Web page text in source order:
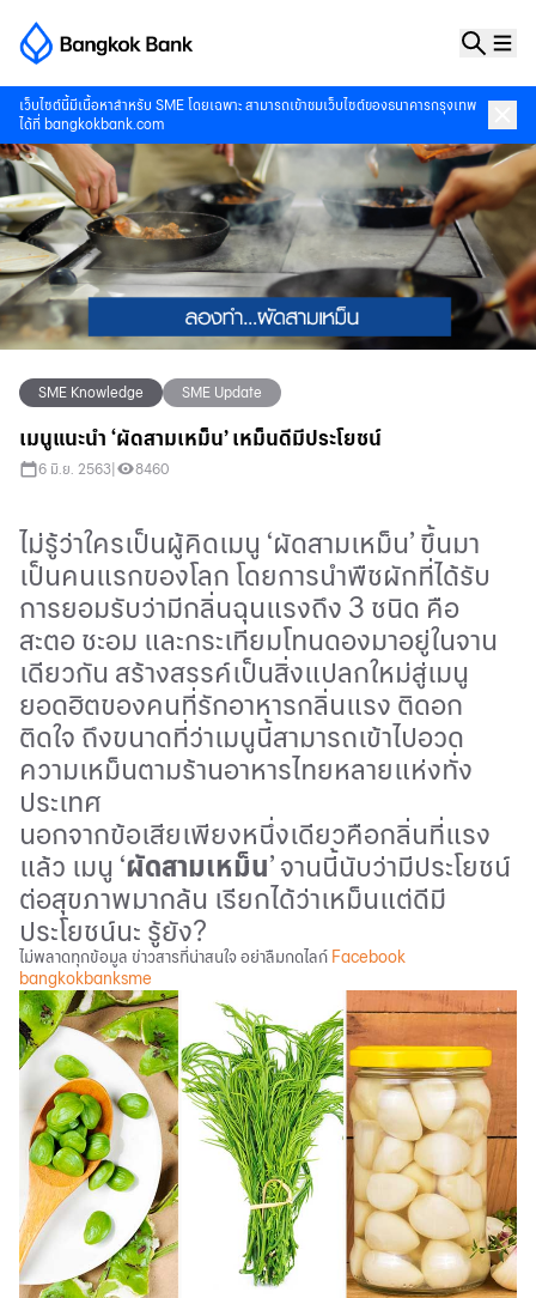
เว็บไซต์นี้มีเนื้อหาสำหรับ SME โดยเฉพาะ สามารถเข้าชมเว็บไซต์ของธนาคารกรุงเทพ
ได้ที่ bangkokbank.com
SME Knowledge SME Update
เมนูแนะนำ ‘ผัดสามเหม็น’ เหม็นดีมีประโยชน์
6 มิ.ย. 2563 8460
ไม่รู้ว่าใครเป็นผู้คิดเมนู ‘ผัดสามเหม็น’ ขึ้นมา
เป็นคนแรกของโลก โดยการนำพืชผักที่ได้รับ
การยอมรับว่ามีกลิ่นฉุนแรงถึง 3 ชนิด คือ
สะตอ ชะอม และกระเทียมโทนดองมาอยู่ในจาน
เดียวกัน สร้างสรรค์เป็นสิ่งแปลกใหม่สู่เมนู
ยอดฮิตของคนที่รักอาหารกลิ่นแรง ติดอก
ติดใจ ถึงขนาดที่ว่าเมนูนี้สามารถเข้าไปอวด
ความเหม็นตามร้านอาหารไทยหลายแห่งทั่ง
ประเทศ
นอกจากข้อเสียเพียงหนึ่งเดียวคือกลิ่นที่แรง
แล้ว เมนู ‘ผัดสามเหม็น’ จานนี้นับว่ามีประโยชน์
ต่อสุขภาพมากล้น เรียกได้ว่าเหม็นแต่ดีมี
ประโยชน์นะ รู้ยัง?
ไม่พลาดทุกข้อมูล ข่าวสารที่น่าสนใจ อย่าลืมกดไลก์ Facebook
bangkokbanksme